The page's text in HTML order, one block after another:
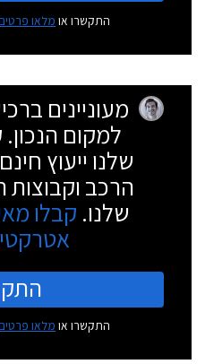
התקשרו או מלאו פרטים
מעוניינים
למקום
שלנו ייעוץ
הרכב וקבוצות
שלנו. קבלו
התקשרו או מלאו פרטים